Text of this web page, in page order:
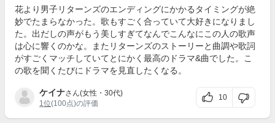
花より男子リターンズのエンディングにかかるタイミングが絶
妙でたまらなかった。歌もすごく合っていて大好きになりまし
た。出だしの声がもう美しすぎてなんでこんなにこの人の歌声
は心に響くのかな。またリターンズのストーリーと曲調や歌詞
がすごくマッチしていてとにかく最高のドラマ&曲でした。こ
の歌を聞くたびにドラマを見直したくなる。
ケイナさん(女性・30代)
1位(100点)の評価
10